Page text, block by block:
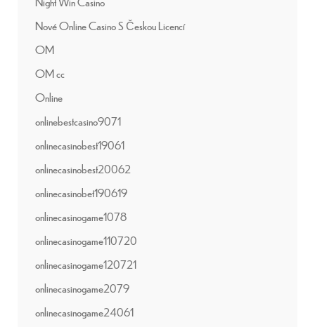
Nové Online Casino S Českou Licencí
OM
OM cc
Online
onlinebestcasino9071
onlinecasinobest19061
onlinecasinobest20062
onlinecasinobet190619
onlinecasinogame1078
onlinecasinogame110720
onlinecasinogame120721
onlinecasinogame2079
onlinecasinogame24061